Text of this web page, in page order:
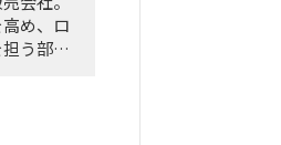
め、ロ
う部